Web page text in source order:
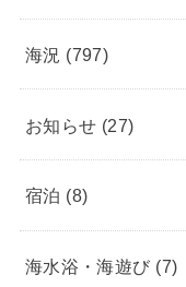
海況 (797)
お知らせ (27)
宿泊 (8)
海水浴・海遊び (7)